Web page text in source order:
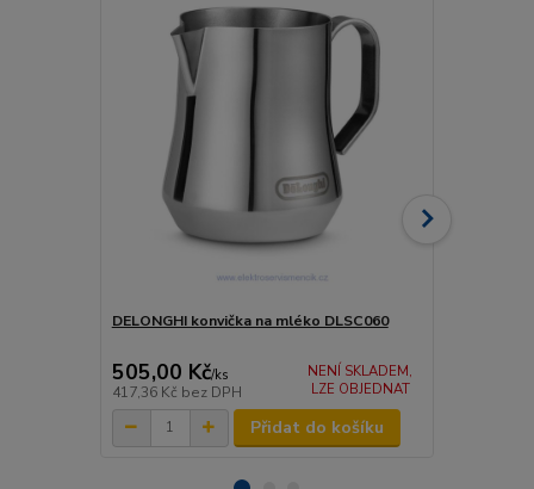
DELONGHI konvička na mléko DLSC060
505,00 Kč/ks
417,36 Kč bez DPH
NENÍ SKLADEM,
LZE OBJEDNAT
Přidat do košíku